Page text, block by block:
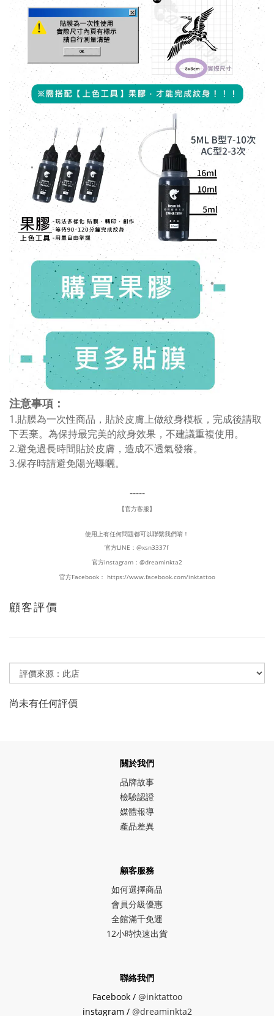
注意事項：
1.貼膜為一次性商品，貼於皮膚上做紋身模板，完成後請取
下丟棄。為保持最完美的紋身效果，不建議重複使用。
2.避免過長時間貼於皮膚，造成不透氣發癢。
3.保存時請避免陽光曝曬。
-----
【官方客服】
使用上有任何問題都可以聯繫我們唷！
官方LINE： @xsn3337f
官方instagram： @dreaminkta2
官方Facebook： https://www.facebook.com/inktattoo
顧客評價
尚未有任何評價
關於我們
品牌故事
檢驗認證
媒體報導
產品差異
顧客服務
如何選擇商品
會員分級優惠
全館滿千免運
12小時快速出貨
聯絡我們
Facebook / @inktattoo
instagram / @dreaminkta2